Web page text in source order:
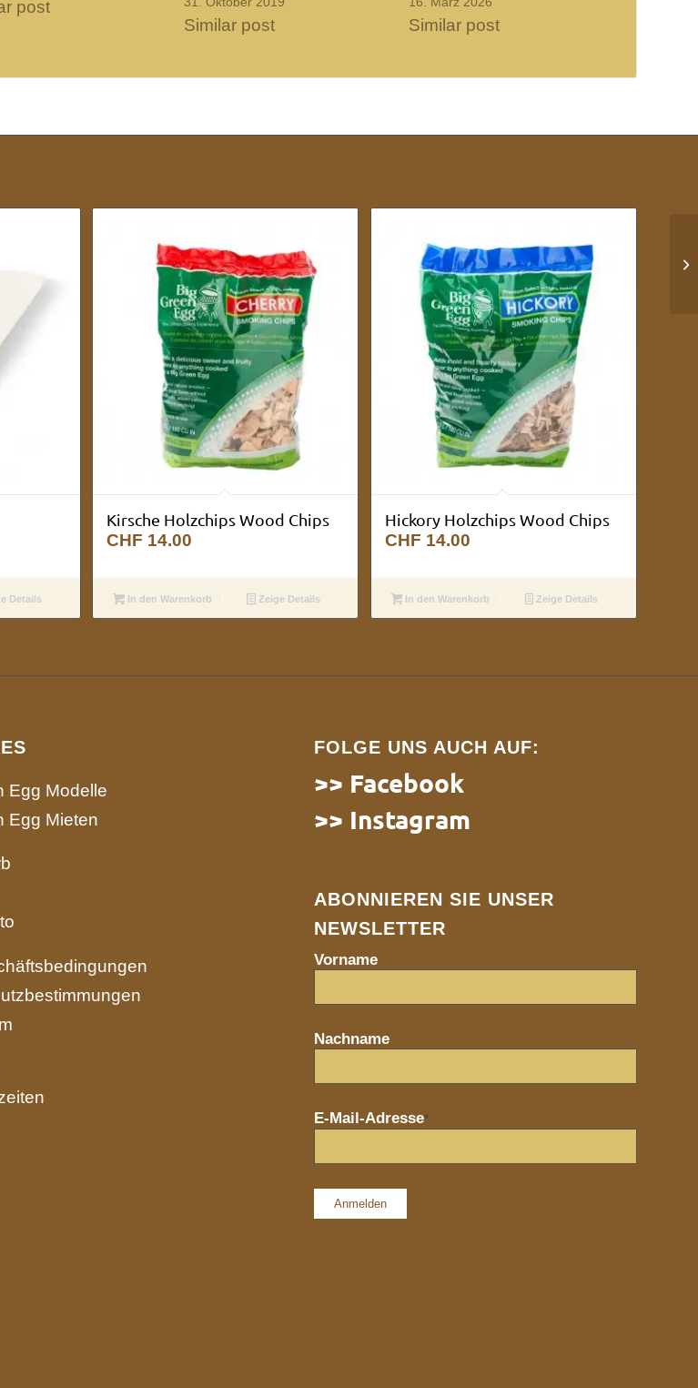
post
Similar post Similar post
Details
Kirsche Holzchips Wood Chips
CHF 14.00
In den Warenkorb Zeige Details
Hickory Holzchips Wood Chips
CHF 14.00
In den Warenkorb Zeige Details
Egg Modelle
Egg Mieten
FOLGE UNS AUCH AUF:
>> Facebook
>> Instagram
ABONNIEREN SIE UNSER
NEWSLETTER
Vorname
Nachname
E-Mail-Adresse*